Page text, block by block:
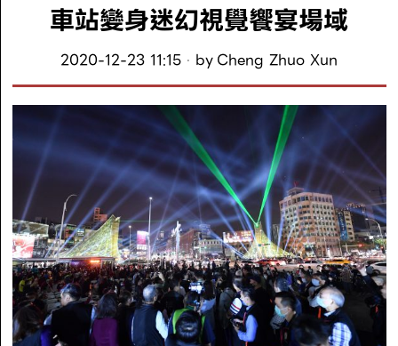
車站變身迷幻視覺饗宴場域
2020-12-23 11:15 by Cheng Zhuo Xun